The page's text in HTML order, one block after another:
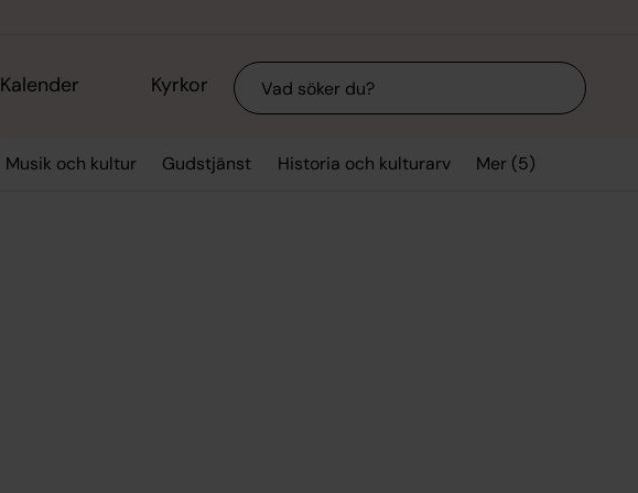
Kalender Kyrkor Sök
Musik och kultur Gudstjänst Historia och kulturarv Mer (5)